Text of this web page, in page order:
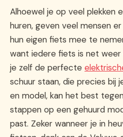
Alhoewel je op veel plekken
huren, geven veel mensen
hun eigen fiets mee te
want iedere fiets is net
je zelf de perfecte
schuur staan, die precies bij
en model, kan het best
stappen op een gehuurd
past. Zeker wanneer je in